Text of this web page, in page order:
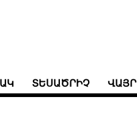
ՏԵՍԱԾՐԻՉ ՎԱՅՐ